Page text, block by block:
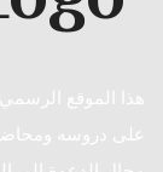
هذا الموقع
على دروسه